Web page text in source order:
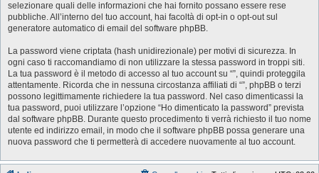
selezionare quali delle informazioni che hai fornito possano essere rese
pubbliche. All’interno del tuo account, hai facoltà di opt-in o opt-out sul
generatore automatico di email del software phpBB.
La password viene criptata (hash unidirezionale) per motivi di sicurezza. In
ogni caso ti raccomandiamo di non utilizzare la stessa password in troppi siti.
La tua password è il metodo di accesso al tuo account su “”, quindi proteggila
attentamente. Ricorda che in nessuna circostanza affiliati di “”, phpBB o terzi
possono legittimamente richiedere la tua password. Nel caso dimenticassi la
tua password, puoi utilizzare l’opzione “Ho dimenticato la password” prevista
dal software phpBB. Durante questo procedimento ti verrà richiesto il tuo nome
utente ed indirizzo email, in modo che il software phpBB possa generare una
nuova password che ti permetterà di accedere nuovamente al tuo account.